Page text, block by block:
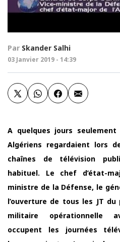
Par Skander Salhi
03 Janvier 2019 - 14:39
A quelques jours
Algériens regardaient lors
chaînes de télévision
habituel. Le chef d’état-
ministre de la Défense, le
l’ouverture de tous les JT
militaire opérationnelle
occupent les journées